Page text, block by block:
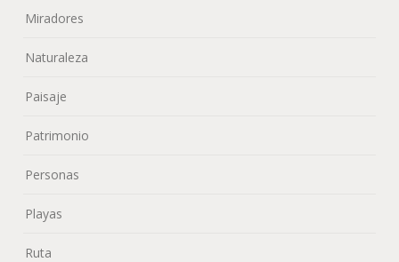
Miradores
Naturaleza
Paisaje
Patrimonio
Personas
Playas
Ruta